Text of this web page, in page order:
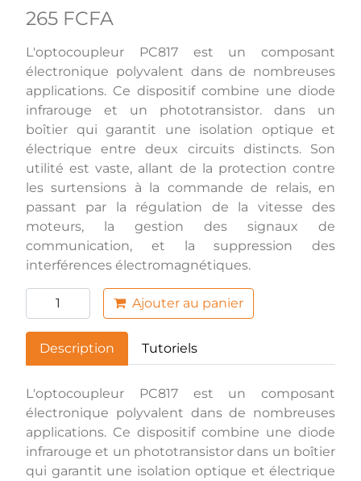
265 FCFA
L'optocoupleur PC817 est un composant
électronique polyvalent dans de nombreuses
applications. Ce dispositif combine une diode
infrarouge et un phototransistor. dans un
boîtier qui garantit une isolation optique et
électrique entre deux circuits distincts. Son
utilité est vaste, allant de la protection contre
les surtensions à la commande de relais, en
passant par la régulation de la vitesse des
moteurs, la gestion des signaux de
communication, et la suppression des
interférences électromagnétiques.
Ajouter au panier
Description Tutoriels
L'optocoupleur PC817 est un composant
électronique polyvalent dans de nombreuses
applications. Ce dispositif combine une diode
infrarouge et un phototransistor dans un boîtier
qui garantit une isolation optique et électrique